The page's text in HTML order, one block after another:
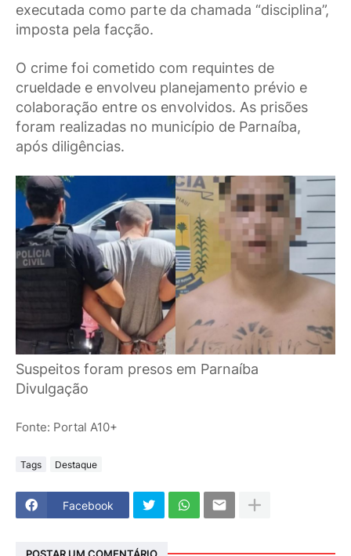
executada como parte da chamada “disciplina”,
imposta pela facção.
O crime foi cometido com requintes de
crueldade e envolveu planejamento prévio e
colaboração entre os envolvidos. As prisões
foram realizadas no município de Parnaíba,
após diligências.
Suspeitos foram presos em Parnaíba
Divulgação
Fonte: Portal A10+
Tags Destaque
Facebook